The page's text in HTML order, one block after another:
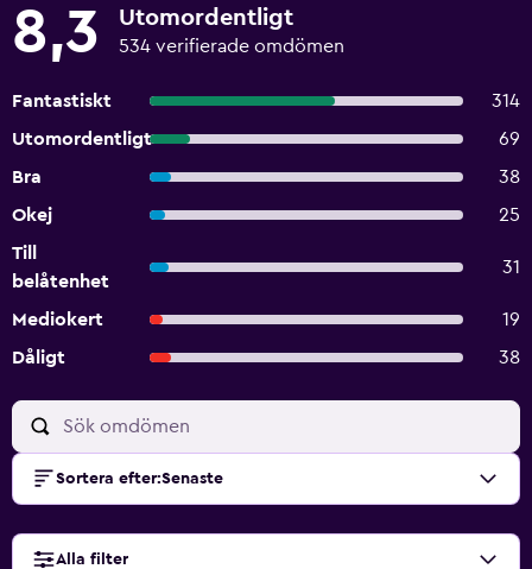
8,3 Utomordentligt
534 verifierade omdömen
Fantastiskt
314
Utomordentligt
69
Bra
38
Okej
25
Till
belåtenhet
31
Mediokert
19
Dåligt
38
Sortera efter:Senaste
Alla filter